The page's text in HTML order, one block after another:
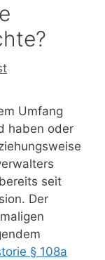
Umfang
haben oder
seit
Der
§ 108a